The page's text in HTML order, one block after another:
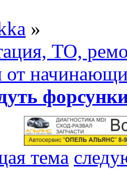
»
ТО,
тема